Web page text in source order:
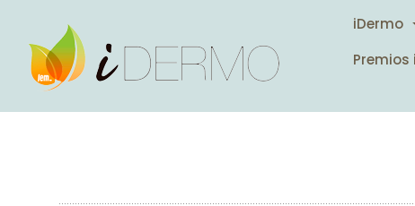
iDermo
Premios